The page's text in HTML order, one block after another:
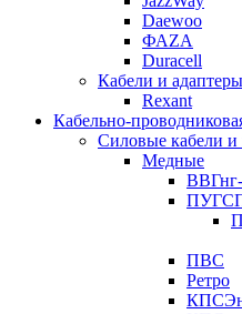
Daewoo
ФАZА
Duracell
Кабели и
Rexant
Кабельно-
Силовые кабели и
Медные
ПВС
Ретро